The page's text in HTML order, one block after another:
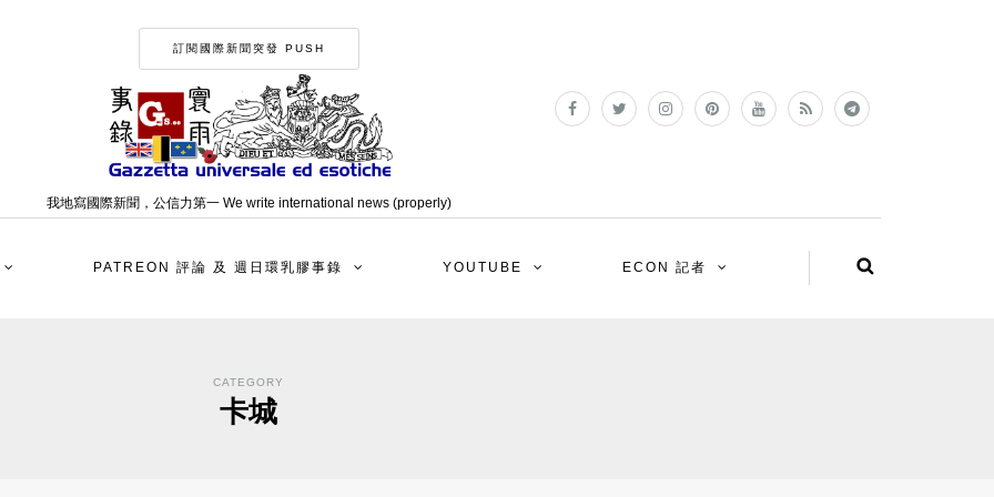
訂閱國際新聞突發 PUSH
我地寫國際新聞，公信力第一 We write international news (properly)
PATREON 評論 及 週日環乳膠事錄 YOUTUBE ECON 記者
CATEGORY
卡城